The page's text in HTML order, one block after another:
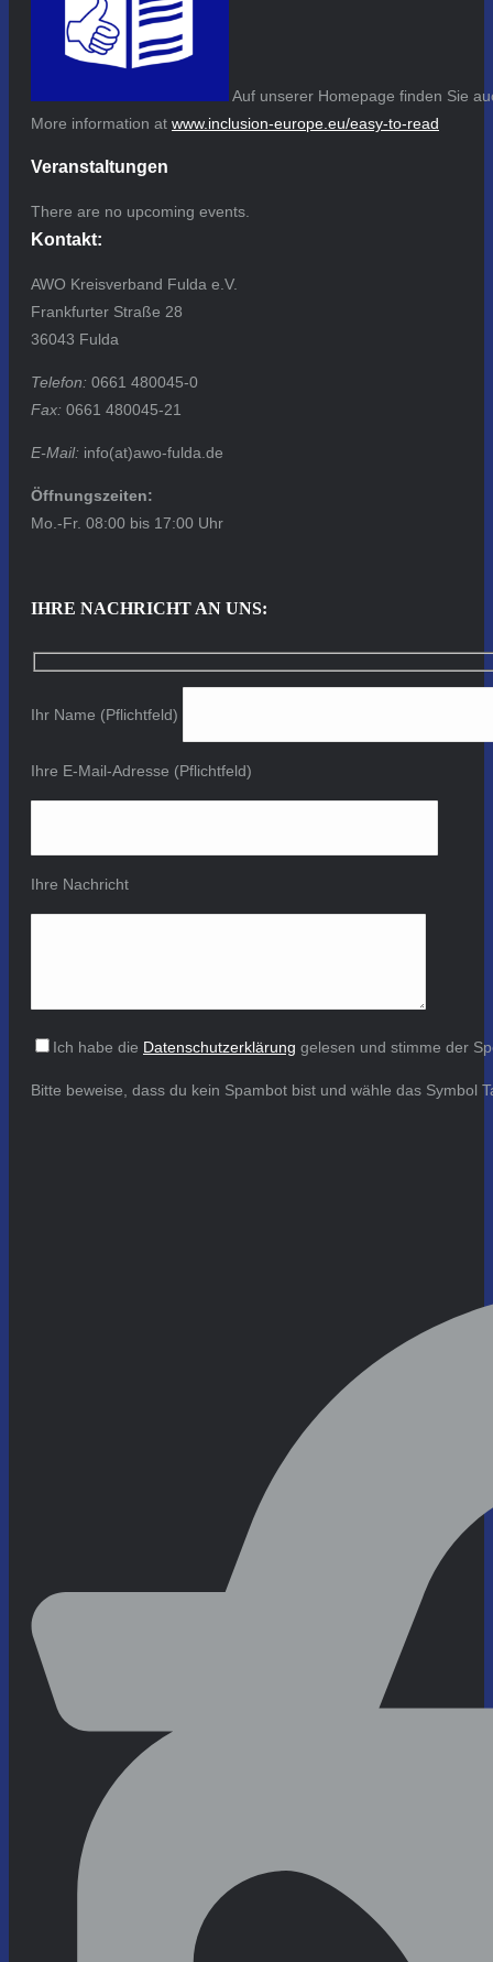
Auf unserer Homepage finden Sie
More information at www.inclusion-europe.eu/easy-to-read
Veranstaltungen
There are no upcoming events.
Kontakt:
AWO Kreisverband Fulda e.V.
Frankfurter Straße 28
36043 Fulda
Telefon: 0661 480045-0
Fax: 0661 480045-21
E-Mail: info(at)awo-fulda.de
Öffnungszeiten:
Mo.-Fr. 08:00 bis 17:00 Uhr
IHRE NACHRICHT AN UNS:
Ihr Name (Pflichtfeld)
Ihre E-Mail-Adresse (Pflichtfeld)
Ihre Nachricht
Ich habe die Datenschutzerklärung gelesen und stimme der
Bitte beweise, dass du kein Spambot bist und wähle das Symbol